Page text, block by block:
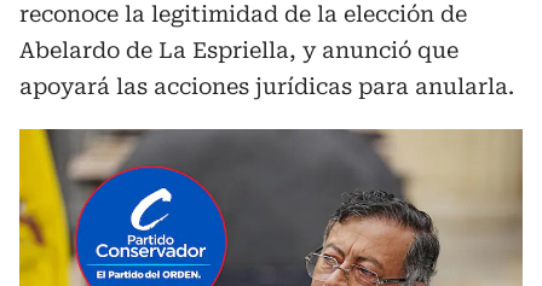
reconoce la legitimidad de la elección de
Abelardo de La Espriella, y anunció que
apoyará las acciones jurídicas para anularla.